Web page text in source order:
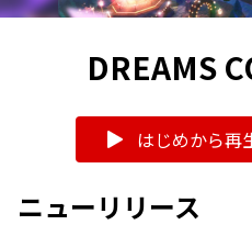
DREAMS
はじめから再
ニューリリース